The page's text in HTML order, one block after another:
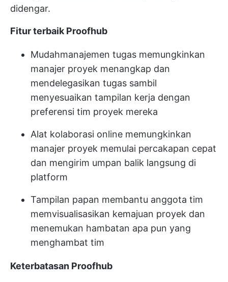
didengar.
Fitur terbaik Proofhub
Mudahmanajemen tugas memungkinkan
manajer proyek menangkap dan
mendelegasikan tugas sambil
menyesuaikan tampilan kerja dengan
preferensi tim proyek mereka
Alat kolaborasi online memungkinkan
manajer proyek memulai percakapan cepat
dan mengirim umpan balik langsung di
platform
Tampilan papan membantu anggota tim
memvisualisasikan kemajuan proyek dan
menemukan hambatan apa pun yang
menghambat tim
Keterbatasan Proofhub